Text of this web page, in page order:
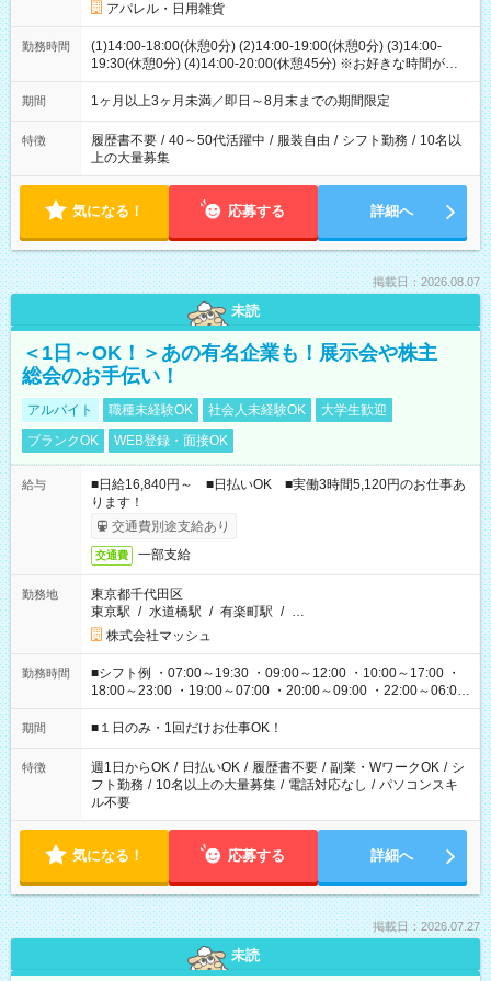
アパレル・日用雑貨
勤務時間
(1)14:00-18:00(休憩0分) (2)14:00-19:00(休憩0分) (3)14:00-
19:30(休憩0分) (4)14:00-20:00(休憩45分) ※お好きな時間が選べ
ます
期間 1ヶ月以上3ヶ月未満／即日～8月末までの期間限定
特徴 履歴書不要 / 40～50代活躍中 / 服装自由 / シフト勤務 / 10名以
上の大量募集
気になる！ 応募する 詳細へ
掲載日：2026.08.07
未読
＜1日～OK！＞あの有名企業も！展示会や株主
総会のお手伝い！
アルバイト 職種未経験OK 社会人未経験OK
大学生歓迎
ブランクOK
WEB登録・面接OK
給与
■日給16,840円～ ■日払いOK ■実働3時間5,120円のお仕事あ
ります！
交通費別途支給あり
交通費 一部支給
勤務地
東京都千代田区
東京駅 / 水道橋駅 / 有楽町駅 / …
株式会社マッシュ
勤務時間
■シフト例 ・07:00～19:30 ・09:00～12:00 ・10:00～17:00 ・
18:00～23:00 ・19:00～07:00 ・20:00～09:00 ・22:00～06:00
etc ★最短で3時間で5,120円のお仕事から 15時間で2万円近く稼
げるお仕事も！ ご希望のお時間に合わせてご紹介！ ※シフトは
ください！
期間 ■１日のみ・1回だけお仕事OK！
特徴 週1日からOK / 日払いOK / 履歴書不要 / 副業・WワークOK / シ
フト勤務 / 10名以上の大量募集 / 電話対応なし / パソコンスキ
ル不要
気になる！ 応募する 詳細へ
掲載日：2026.07.27
未読